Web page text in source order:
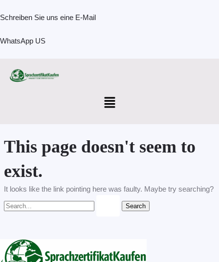
to
Schreiben Sie uns eine E-Mail
WhatsApp US
Menu
This page doesn't seem to
exist.
It looks like the link pointing here was faulty. Maybe try searching?
for: